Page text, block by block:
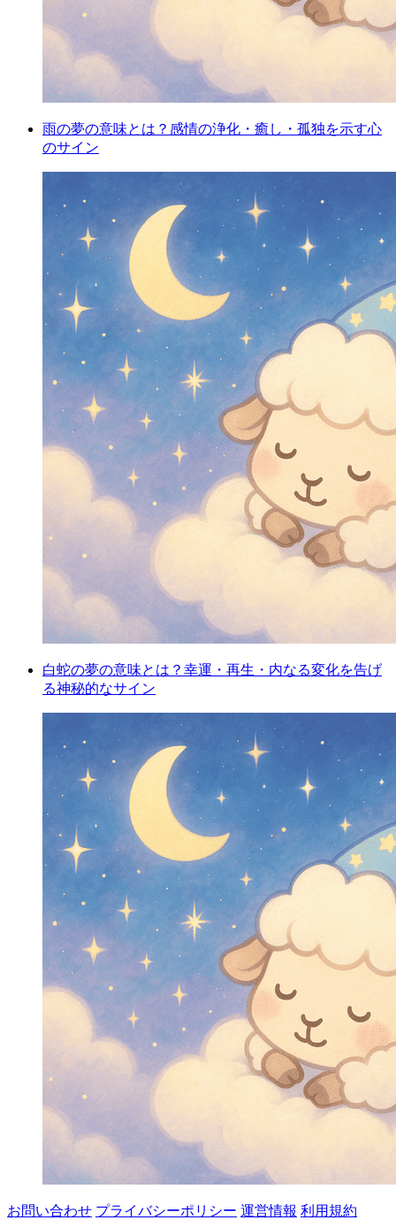
雨の夢の意味とは？感情の浄化・癒し・孤独を示す心
のサイン
白蛇の夢の意味とは？幸運・再生・内なる変化を告げ
る神秘的なサイン
お問い合わせ プライバシーポリシー 運営情報 利用規約